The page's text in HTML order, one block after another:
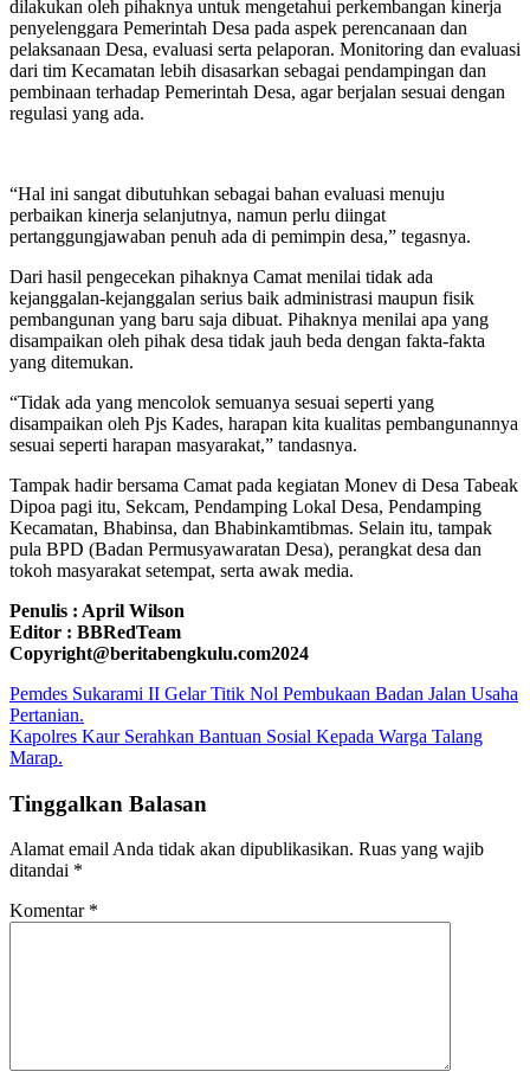
dilakukan oleh pihaknya untuk mengetahui perkembangan kinerja
penyelenggara Pemerintah Desa pada aspek perencanaan dan
pelaksanaan Desa, evaluasi serta pelaporan. Monitoring dan evaluasi
dari tim Kecamatan lebih disasarkan sebagai pendampingan dan
pembinaan terhadap Pemerintah Desa, agar berjalan sesuai dengan
regulasi yang ada.
“Hal ini sangat dibutuhkan sebagai bahan evaluasi menuju
perbaikan kinerja selanjutnya, namun perlu diingat
pertanggungjawaban penuh ada di pemimpin desa,” tegasnya.
Dari hasil pengecekan pihaknya Camat menilai tidak ada
kejanggalan-kejanggalan serius baik administrasi maupun fisik
pembangunan yang baru saja dibuat. Pihaknya menilai apa yang
disampaikan oleh pihak desa tidak jauh beda dengan fakta-fakta
yang ditemukan.
“Tidak ada yang mencolok semuanya sesuai seperti yang
disampaikan oleh Pjs Kades, harapan kita kualitas pembangunannya
sesuai seperti harapan masyarakat,” tandasnya.
Tampak hadir bersama Camat pada kegiatan Monev di Desa Tabeak
Dipoa pagi itu, Sekcam, Pendamping Lokal Desa, Pendamping
Kecamatan, Bhabinsa, dan Bhabinkamtibmas. Selain itu, tampak
pula BPD (Badan Permusyawaratan Desa), perangkat desa dan
tokoh masyarakat setempat, serta awak media.
Penulis : April Wilson
Editor : BBRedTeam
Copyright@beritabengkulu.com2024
Navigasi
pos
Pemdes Sukarami II Gelar Titik Nol Pembukaan Badan Jalan Usaha
Pertanian.
Kapolres Kaur Serahkan Bantuan Sosial Kepada Warga Talang
Marap.
Tinggalkan Balasan
Alamat email Anda tidak akan dipublikasikan. Ruas yang wajib
ditandai *
Komentar *